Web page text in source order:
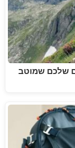
שלכם שמוטב